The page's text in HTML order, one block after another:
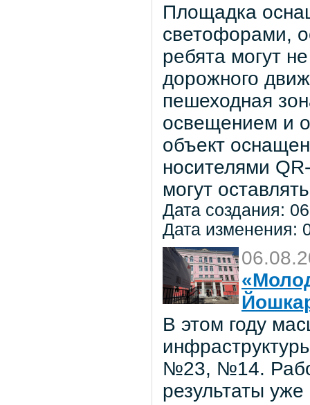
Площадка
светофорами,
ребята могут
дорожного
пешеходная
освещением и
объект
носителями
могут
Дата создания:
Дата изменения:
В этом году
№23, №14.
результаты